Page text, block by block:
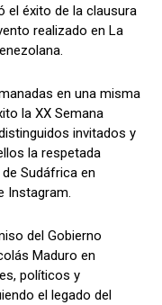
el éxito de la clausura
realizado en La
en una misma
la XX Semana
invitados y
la respetada
Sudáfrica en
Instagram.
del Gobierno
Maduro en
políticos y
el legado del